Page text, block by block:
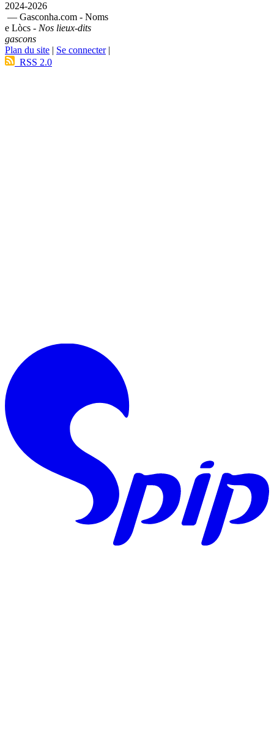
2024-2026
— Gasconha.com - Noms
e Lòcs - Nos lieux-dits
gascons
Plan du site | Se connecter|
RSS 2.0